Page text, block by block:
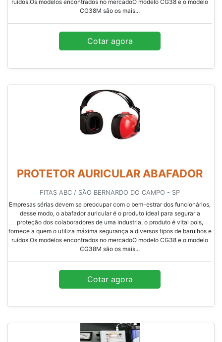
ruídos.Os modelos encontrados no mercadoO modelo CG38 e o modelo
CG38M são os mais...
Cotar agora
PROTETOR AURICULAR ABAFADOR
FITAS ABC / SÃO BERNARDO DO CAMPO - SP
Empresas sérias devem se preocupar com o bem-estrar dos funcionários,
desse modo, o abafador auricular é o produto ideal para segurar a
proteção dos colaboradores de uma industria, o produto é vital pois,
fornece a quem o utiliza máxima segurança a diversos tipos de barulhos e
ruídos.Os modelos encontrados no mercadoO modelo CG38 e o modelo
CG38M são os mais...
Cotar agora